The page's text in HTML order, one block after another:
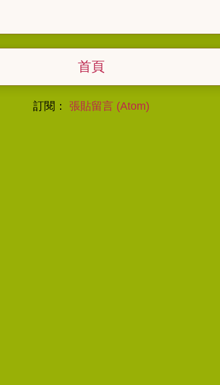
首頁
訂閱： 張貼留言 (Atom)